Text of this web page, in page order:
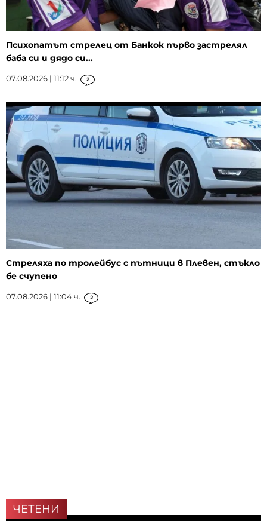
Психопатът стрелец от Банкок първо застрелял
баба си и дядо си...
07.08.2026 | 11:12 ч. 2
Стреляха по тролейбус с пътници в Плевен, стъкло
бе счупено
07.08.2026 | 11:04 ч. 2
ЧЕТЕНИ